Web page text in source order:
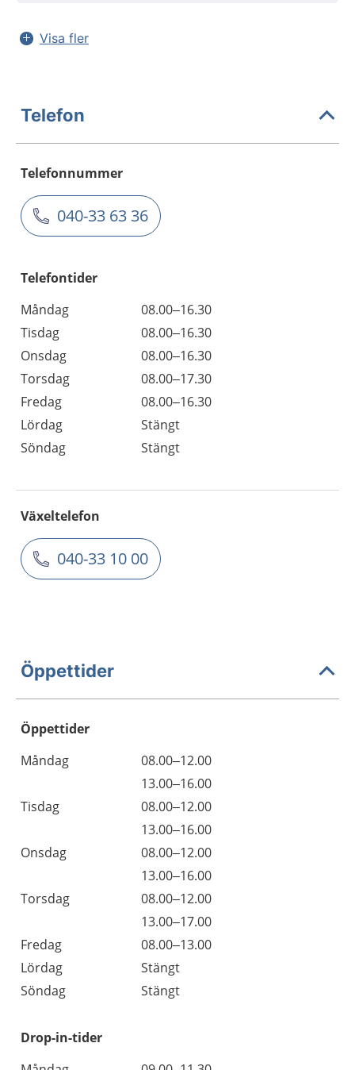
Visa fler
Telefon
Telefonnummer
040-33 63 36
Telefontider
Måndag
08.00–16.30
Tisdag
08.00–16.30
Onsdag
08.00–16.30
Torsdag
08.00–17.30
Fredag
08.00–16.30
Lördag
Stängt
Söndag
Stängt
Växeltelefon
040-33 10 00
Öppettider
Öppettider
Dag
Öppettider
Kommentarer
Måndag
08.00–12.00
13.00–16.00
Tisdag
08.00–12.00
13.00–16.00
Onsdag
08.00–12.00
13.00–16.00
Torsdag
08.00–12.00
13.00–17.00
Fredag
08.00–13.00
Lördag
Stängt
Söndag
Stängt
Drop-in-tider